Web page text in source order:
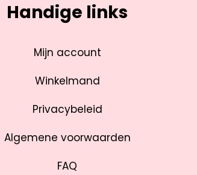
Handige links
Mijn account
Winkelmand
Privacybeleid
Algemene voorwaarden
FAQ